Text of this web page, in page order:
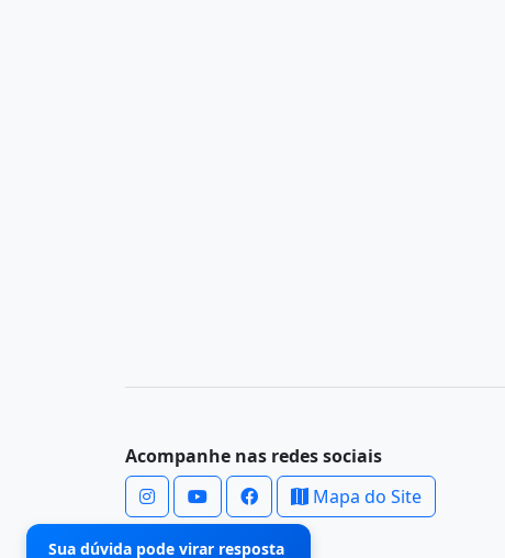
Acompanhe nas redes sociais
Mapa do Site
Sua dúvida pode virar resposta